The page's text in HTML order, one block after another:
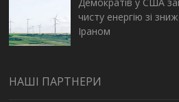
чисту енергію зі
Іраном
НАШІ ПАРТНЕРИ